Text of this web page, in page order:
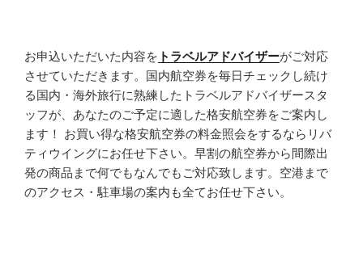
お申込いただいた内容を トラベルアドバイザーがご対応
させていただきます。国内航空券を毎日チェックし続け
る国内・海外旅行に熟練したトラベルアドバイザースタ
ッフが、あなたのご予定に適した格安航空券をご案内し
ます！ お買い得な格安航空券の料金照会をするならリバ
ティウイングにお任せ下さい。早割の航空券から間際出
発の商品まで何でもなんでもご対応致します。空港まで
のアクセス・駐車場の案内も全てお任せ下さい。